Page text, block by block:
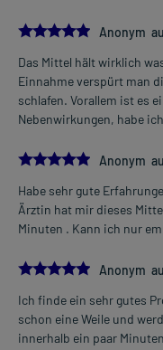
Gegenanzeigen:
Was spricht gegen eine
- Überempfindlichkeit
Welche Altersgruppe ist zu
- Kinder unter 12 Jahren:
Rücksprache mit einem
angewendet werden.
Was ist mit
verschiedene
- Stillzeit: Wenden Sie
Ihre besondere
beraten, ob und wie Sie
5.0Anonym
Das Mittel hält wirklich
Einnahme verspürt man
schlafen. Vorallem ist es
Nebenwirkungen, habe
5.0Anonym
Habe sehr gute
Ärztin hat mir dieses
Minuten . Kann ich nur
5.0Anonym
Ich finde ein sehr gutes
schon eine Weile und
innerhalb ein paar